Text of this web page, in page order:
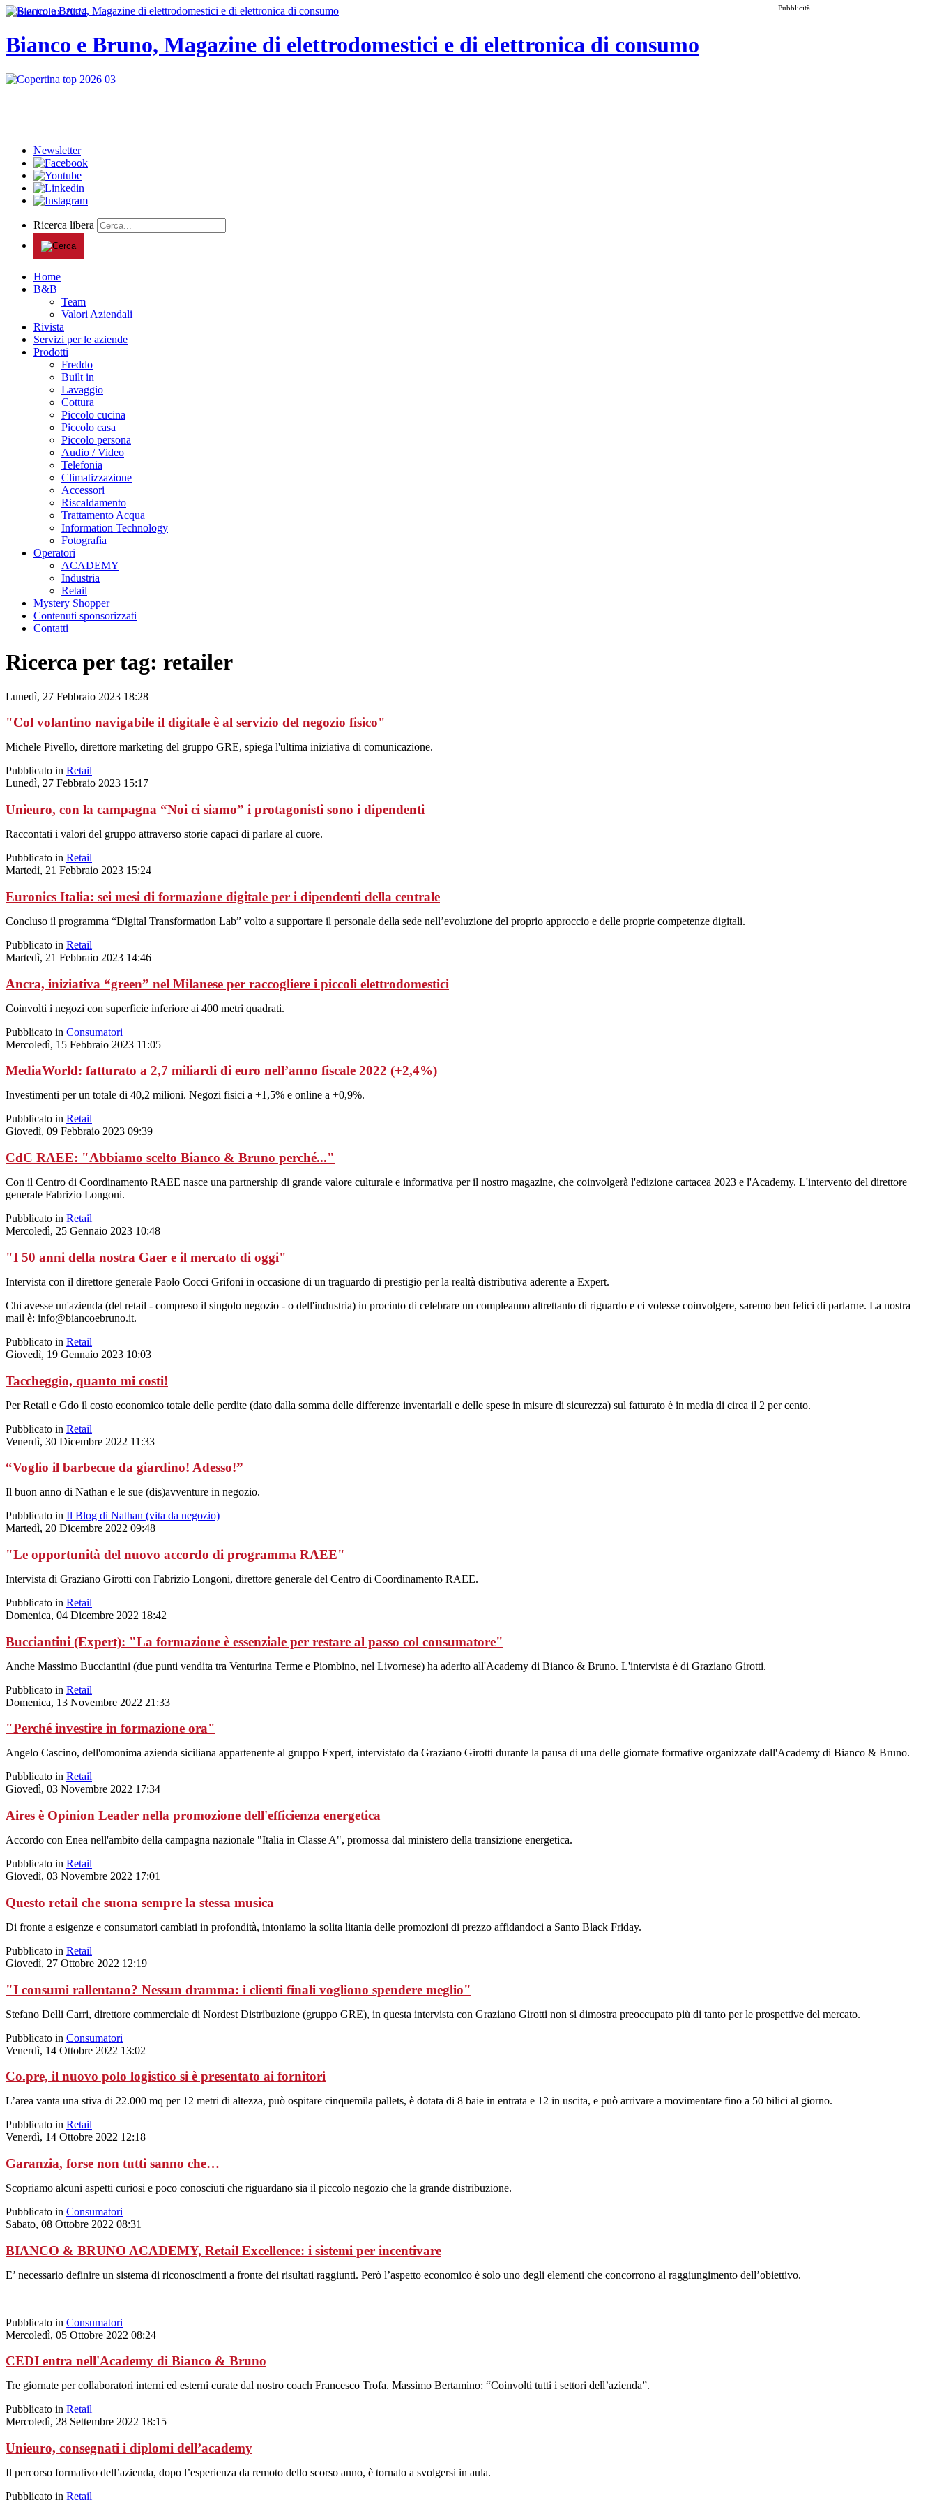
Pubblicità
Bianco e Bruno, Magazine di elettrodomestici e di elettronica di consumo
Newsletter
Ricerca libera
Home
B&B
Team
Valori Aziendali
Rivista
Servizi per le aziende
Prodotti
Freddo
Built in
Lavaggio
Cottura
Piccolo cucina
Piccolo casa
Piccolo persona
Audio / Video
Telefonia
Climatizzazione
Accessori
Riscaldamento
Trattamento Acqua
Information Technology
Fotografia
Operatori
ACADEMY
Industria
Retail
Mystery Shopper
Contenuti sponsorizzati
Contatti
Ricerca per tag: retailer
Lunedì, 27 Febbraio 2023 18:28
"Col volantino navigabile il digitale è al servizio del negozio fisico"
Michele Pivello, direttore marketing del gruppo GRE, spiega l'ultima iniziativa di comunicazione.
Pubblicato in Retail
Lunedì, 27 Febbraio 2023 15:17
Unieuro, con la campagna “Noi ci siamo” i protagonisti sono i dipendenti
Raccontati i valori del gruppo attraverso storie capaci di parlare al cuore.
Pubblicato in Retail
Martedì, 21 Febbraio 2023 15:24
Euronics Italia: sei mesi di formazione digitale per i dipendenti della centrale
Concluso il programma “Digital Transformation Lab” volto a supportare il personale della sede nell’evoluzione del proprio approccio e delle proprie competenze digitali.
Pubblicato in Retail
Martedì, 21 Febbraio 2023 14:46
Ancra, iniziativa “green” nel Milanese per raccogliere i piccoli elettrodomestici
Coinvolti i negozi con superficie inferiore ai 400 metri quadrati.
Pubblicato in Consumatori
Mercoledì, 15 Febbraio 2023 11:05
MediaWorld: fatturato a 2,7 miliardi di euro nell’anno fiscale 2022 (+2,4%)
Investimenti per un totale di 40,2 milioni. Negozi fisici a +1,5% e online a +0,9%.
Pubblicato in Retail
Giovedì, 09 Febbraio 2023 09:39
CdC RAEE: "Abbiamo scelto Bianco & Bruno perché..."
Con il Centro di Coordinamento RAEE nasce una partnership di grande valore culturale e informativa per il nostro magazine, che coinvolgerà l'edizione cartacea 2023 e l'Academy. L'intervento del direttore
generale Fabrizio Longoni.
Pubblicato in Retail
Mercoledì, 25 Gennaio 2023 10:48
"I 50 anni della nostra Gaer e il mercato di oggi"
Intervista con il direttore generale Paolo Cocci Grifoni in occasione di un traguardo di prestigio per la realtà distributiva aderente a Expert.
Chi avesse un'azienda (del retail - compreso il singolo negozio - o dell'industria) in procinto di celebrare un compleanno altrettanto di riguardo e ci volesse coinvolgere, saremo ben felici di parlarne. La nostra
mail è: info@biancoebruno.it.
Pubblicato in Retail
Giovedì, 19 Gennaio 2023 10:03
Taccheggio, quanto mi costi!
Per Retail e Gdo il costo economico totale delle perdite (dato dalla somma delle differenze inventariali e delle spese in misure di sicurezza) sul fatturato è in media di circa il 2 per cento.
Pubblicato in Retail
Venerdì, 30 Dicembre 2022 11:33
“Voglio il barbecue da giardino! Adesso!”
Il buon anno di Nathan e le sue (dis)avventure in negozio.
Pubblicato in Il Blog di Nathan (vita da negozio)
Martedì, 20 Dicembre 2022 09:48
"Le opportunità del nuovo accordo di programma RAEE"
Intervista di Graziano Girotti con Fabrizio Longoni, direttore generale del Centro di Coordinamento RAEE.
Pubblicato in Retail
Domenica, 04 Dicembre 2022 18:42
Bucciantini (Expert): "La formazione è essenziale per restare al passo col consumatore"
Anche Massimo Bucciantini (due punti vendita tra Venturina Terme e Piombino, nel Livornese) ha aderito all'Academy di Bianco & Bruno. L'intervista è di Graziano Girotti.
Pubblicato in Retail
Domenica, 13 Novembre 2022 21:33
"Perché investire in formazione ora"
Angelo Cascino, dell'omonima azienda siciliana appartenente al gruppo Expert, intervistato da Graziano Girotti durante la pausa di una delle giornate formative organizzate dall'Academy di Bianco & Bruno.
Pubblicato in Retail
Giovedì, 03 Novembre 2022 17:34
Aires è Opinion Leader nella promozione dell'efficienza energetica
Accordo con Enea nell'ambito della campagna nazionale "Italia in Classe A", promossa dal ministero della transizione energetica.
Pubblicato in Retail
Giovedì, 03 Novembre 2022 17:01
Questo retail che suona sempre la stessa musica
Di fronte a esigenze e consumatori cambiati in profondità, intoniamo la solita litania delle promozioni di prezzo affidandoci a Santo Black Friday.
Pubblicato in Retail
Giovedì, 27 Ottobre 2022 12:19
"I consumi rallentano? Nessun dramma: i clienti finali vogliono spendere meglio"
Stefano Delli Carri, direttore commerciale di Nordest Distribuzione (gruppo GRE), in questa intervista con Graziano Girotti non si dimostra preoccupato più di tanto per le prospettive del mercato.
Pubblicato in Consumatori
Venerdì, 14 Ottobre 2022 13:02
Co.pre, il nuovo polo logistico si è presentato ai fornitori
L’area vanta una stiva di 22.000 mq per 12 metri di altezza, può ospitare cinquemila pallets, è dotata di 8 baie in entrata e 12 in uscita, e può arrivare a movimentare fino a 50 bilici al giorno.
Pubblicato in Retail
Venerdì, 14 Ottobre 2022 12:18
Garanzia, forse non tutti sanno che…
Scopriamo alcuni aspetti curiosi e poco conosciuti che riguardano sia il piccolo negozio che la grande distribuzione.
Pubblicato in Consumatori
Sabato, 08 Ottobre 2022 08:31
BIANCO & BRUNO ACADEMY, Retail Excellence: i sistemi per incentivare
E’ necessario definire un sistema di riconoscimenti a fronte dei risultati raggiunti. Però l’aspetto economico è solo uno degli elementi che concorrono al raggiungimento dell’obiettivo.
Pubblicato in Consumatori
Mercoledì, 05 Ottobre 2022 08:24
CEDI entra nell'Academy di Bianco & Bruno
Tre giornate per collaboratori interni ed esterni curate dal nostro coach Francesco Trofa. Massimo Bertamino: “Coinvolti tutti i settori dell’azienda”.
Pubblicato in Retail
Mercoledì, 28 Settembre 2022 18:15
Unieuro, consegnati i diplomi dell’academy
Il percorso formativo dell’azienda, dopo l’esperienza da remoto dello scorso anno, è tornato a svolgersi in aula.
Pubblicato in Retail